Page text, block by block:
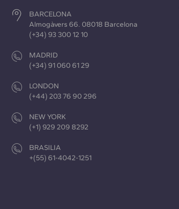
BARCELONA
Almogàvers 66. 08018 Barcelona
(+34) 93 300 12 10
MADRID
(+34) 91 060 61 29
LONDON
(+44) 203 76 90 296
NEW YORK
(+1) 929 209 8292
BRASILIA
+(55) 61-4042-1251